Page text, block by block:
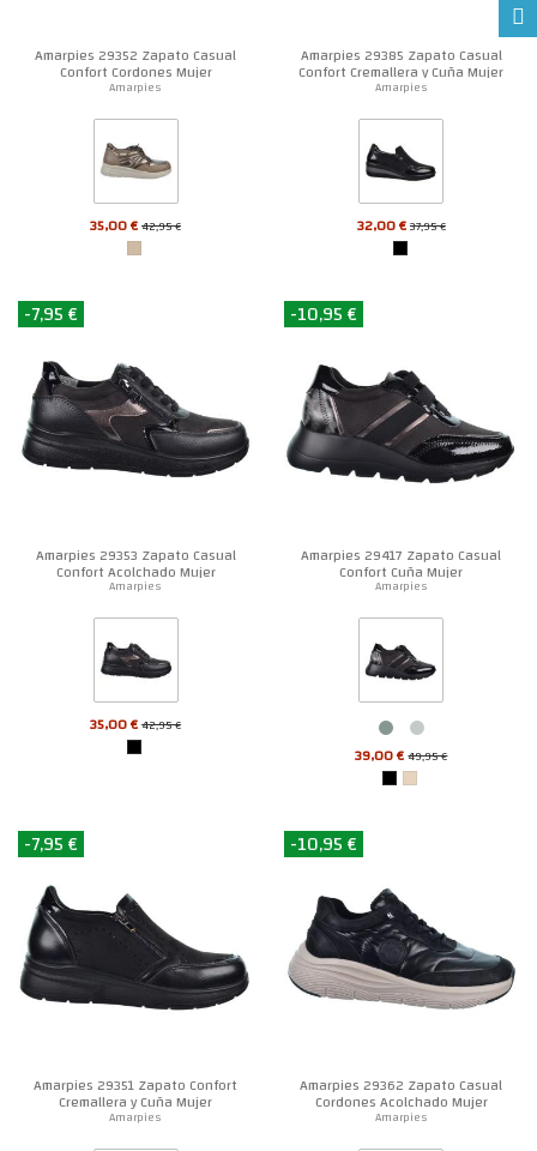
Amarpies 29352 Zapato Casual
Confort Cordones Mujer
Amarpies
35,00 €42,95 €
Amarpies 29385 Zapato Casual
Confort Cremallera y Cuña Mujer
Amarpies
32,00 €37,95 €
-7,95 €
Amarpies 29353 Zapato Casual
Confort Acolchado Mujer
Amarpies
35,00 €42,95 €
-10,95 €
Amarpies 29417 Zapato Casual
Confort Cuña Mujer
Amarpies
39,00 €49,95 €
-7,95 €
Amarpies 29351 Zapato Confort
Cremallera y Cuña Mujer
Amarpies
-10,95 €
Amarpies 29362 Zapato Casual
Cordones Acolchado Mujer
Amarpies